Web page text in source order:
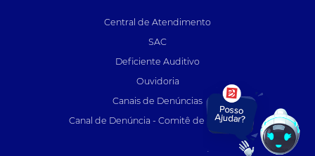
Central de Atendimento
SAC
Deficiente Auditivo
Ouvidoria
Canais de Denúncias
Canal de Denúncia - Comitê de Auditoria